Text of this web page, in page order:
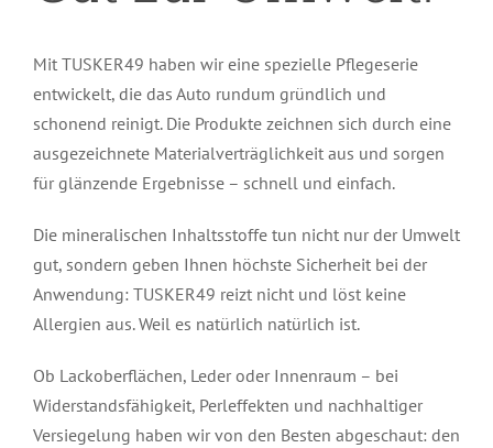
Mit TUSKER49 haben wir eine spezielle Pflegeserie
entwickelt, die das Auto rundum gründlich und
schonend reinigt. Die Produkte zeichnen sich durch eine
ausgezeichnete Materialverträglichkeit aus und sorgen
für glänzende Ergebnisse – schnell und einfach.
Die mineralischen Inhaltsstoffe tun nicht nur der Umwelt
gut, sondern geben Ihnen höchste Sicherheit bei der
Anwendung: TUSKER49 reizt nicht und löst keine
Allergien aus. Weil es natürlich natürlich ist.
Ob Lackoberflächen, Leder oder Innenraum – bei
Widerstandsfähigkeit, Perleffekten und nachhaltiger
Versiegelung haben wir von den Besten abgeschaut: den